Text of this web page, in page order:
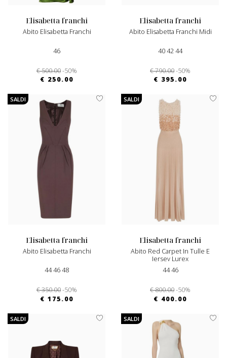
elisabetta franchi
Abito Elisabetta Franchi
46
€ 500.00-50%
€ 250.00
elisabetta franchi
Abito Elisabetta Franchi Midi
40 42 44
€ 790.00-50%
€ 395.00
SALDI
elisabetta franchi
Abito Elisabetta Franchi
44 46 48
€ 350.00-50%
€ 175.00
SALDI
elisabetta franchi
Abito Red Carpet In Tulle E
Jersey Lurex
44 46
€ 800.00-50%
€ 400.00
SALDI SALDI